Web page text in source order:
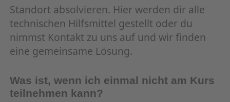
Standort absolvieren. Hier werden dir alle
technischen Hilfsmittel gestellt oder du
nimmst Kontakt zu uns auf und wir finden
eine gemeinsame Lösung.
Was ist, wenn ich einmal nicht am Kurs
teilnehmen kann?